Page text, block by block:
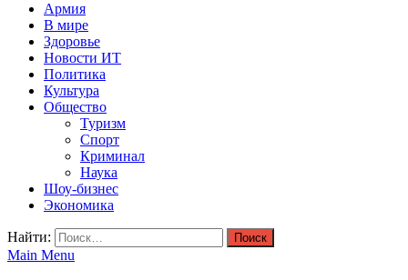
Армия
В мире
Здоровье
Новости ИТ
Политика
Культура
Общество
Туризм
Спорт
Криминал
Наука
Шоу-бизнес
Экономика
Найти:
Main Menu